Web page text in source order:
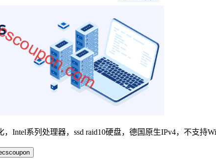
Intel系列处理器，ssd raid10硬盘，德国原生IPv4，不支持